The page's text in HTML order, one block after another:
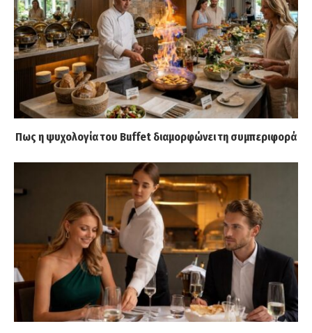
Πως η ψυχολογία του Buffet διαμορφώνει τη συμπεριφορά